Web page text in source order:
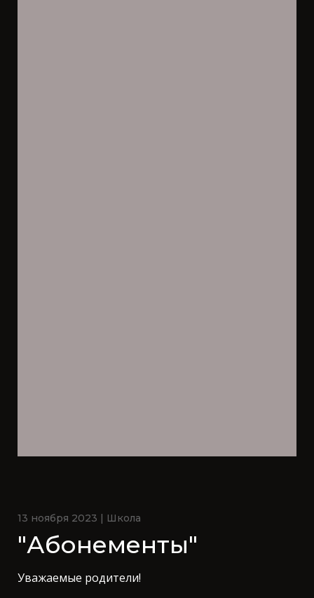
13 ноября 2023 | Школа
"Абонементы"
Уважаемые родители!